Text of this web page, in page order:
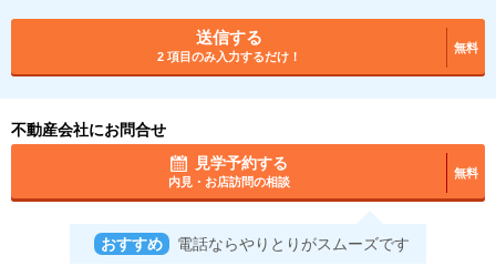
送信する
2 項目のみ入力するだけ！
無料
不動産会社にお問合せ
見学予約する
内見・お店訪問の相談
無料
おすすめ 電話ならやりとりがスムーズです